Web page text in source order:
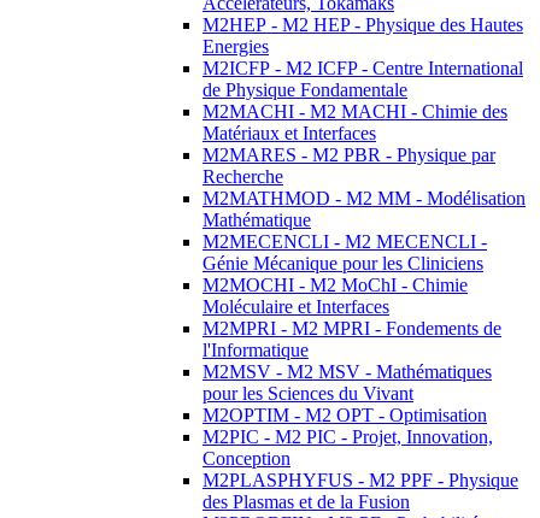
M2HEP - M2 HEP - Physique des Hautes
Energies
M2ICFP - M2 ICFP - Centre International
de Physique Fondamentale
M2MACHI - M2 MACHI - Chimie des
Matériaux et Interfaces
M2MARES - M2 PBR - Physique par
Recherche
M2MATHMOD - M2 MM - Modélisation
Mathématique
M2MECENCLI - M2 MECENCLI -
Génie Mécanique pour les Cliniciens
M2MOCHI - M2 MoChI - Chimie
Moléculaire et Interfaces
M2MPRI - M2 MPRI - Fondements de
l'Informatique
M2MSV - M2 MSV - Mathématiques
pour les Sciences du Vivant
M2OPTIM - M2 OPT - Optimisation
M2PIC - M2 PIC - Projet, Innovation,
Conception
M2PLASPHYFUS - M2 PPF - Physique
des Plasmas et de la Fusion